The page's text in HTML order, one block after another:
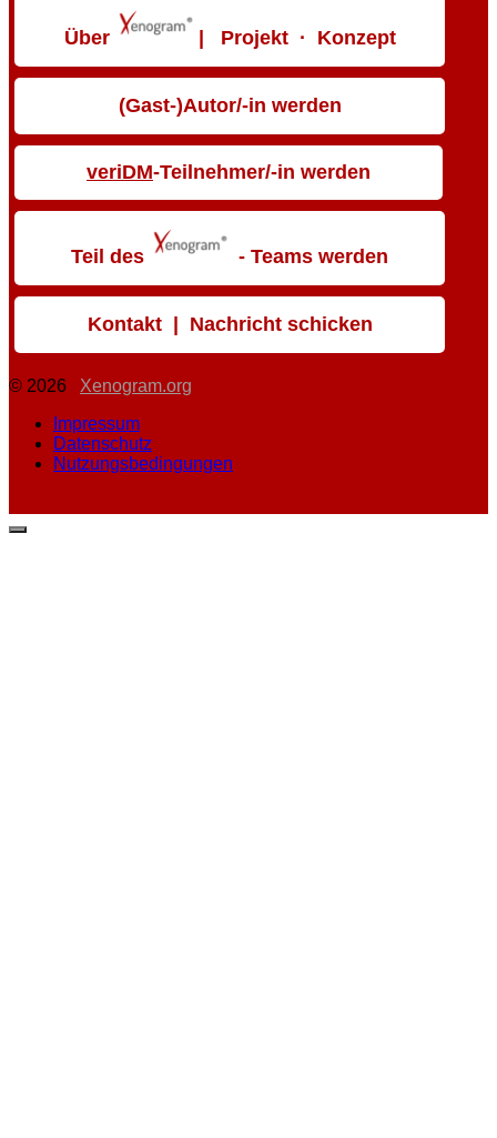
Über | Projekt · Konzept
(Gast-)Autor/-in werden
veriDM-Teilnehmer/-in werden
Teil des - Teams werden
Kontakt | Nachricht schicken
© 2026
Xenogram.org
Impressum
Datenschutz
Nutzungsbedingungen